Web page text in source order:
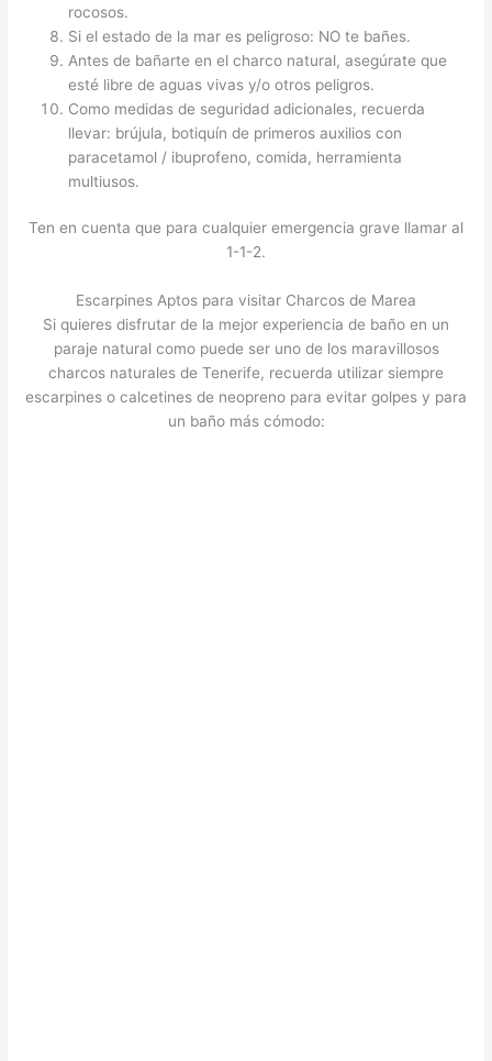
rocosos.
Si el estado de la mar es peligroso: NO te bañes.
Antes de bañarte en el charco natural, asegúrate que
esté libre de aguas vivas y/o otros peligros.
Como medidas de seguridad adicionales, recuerda
llevar: brújula, botiquín de primeros auxilios con
paracetamol / ibuprofeno, comida, herramienta
multiusos.
Ten en cuenta que para cualquier emergencia grave llamar al
1-1-2.
Escarpines Aptos para visitar Charcos de Marea
Si quieres disfrutar de la mejor experiencia de baño en un
paraje natural como puede ser uno de los maravillosos
charcos naturales de Tenerife, recuerda utilizar siempre
escarpines o calcetines de neopreno para evitar golpes y para
un baño más cómodo: